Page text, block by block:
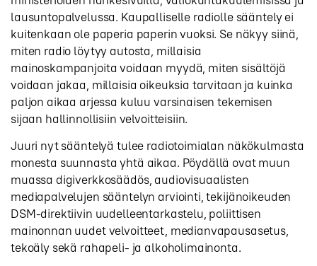
lausuntopalvelussa. Kaupalliselle radiolle sääntely ei
kuitenkaan ole paperia paperin vuoksi. Se näkyy siinä,
miten radio löytyy autosta, millaisia
mainoskampanjoita voidaan myydä, miten sisältöjä
voidaan jakaa, millaisia oikeuksia tarvitaan ja kuinka
paljon aikaa arjessa kuluu varsinaisen tekemisen
sijaan hallinnollisiin velvoitteisiin.
Juuri nyt sääntelyä tulee radiotoimialan näkökulmasta
monesta suunnasta yhtä aikaa. Pöydällä ovat muun
muassa digiverkkosäädös, audiovisuaalisten
mediapalvelujen sääntelyn arviointi, tekijänoikeuden
DSM-direktiivin uudelleentarkastelu, poliittisen
mainonnan uudet velvoitteet, medianvapausasetus,
tekoäly sekä rahapeli- ja alkoholimainonta.